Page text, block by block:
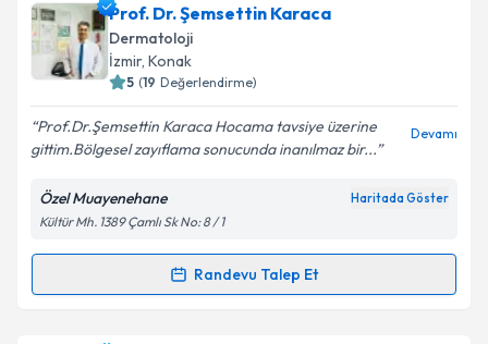
Op. Dr. Aziz Serkan Topaloğluiçin randevu takvimi
talebi oluşturun. Size bu uzmandan randevu almanız
için bir takvim hazırlandığında e-posta ile
bilgilendireceğiz.
E-posta Adresiniz
Kişisel verilerimin işlenmesine ilişkin
Metni'ni okudum ve kişisel verilerimin belirtilen
kapsamda işlenmesini kabul ediyorum.
Prof. Dr. Şemsettin Karaca
Dermatoloji
İzmir, Konak
5 (19 Değerlendirme)
Prof.Dr.Şemsettin Karaca Hocama tavsiye üzerine
gittim.Bölgesel zayıflama sonucunda inanılmaz bir...
Devamı
Özel Muayenehane Haritada Göster
Kültür Mh. 1389 Çamlı Sk No: 8 / 1
Randevu Talep Et
Randevu Takvimi Talebi